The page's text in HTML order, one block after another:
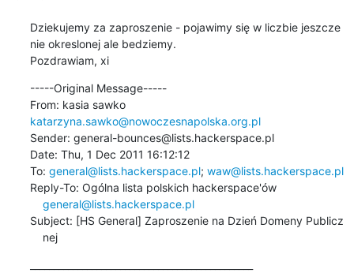
Dziekujemy za zaproszenie - pojawimy się w liczbie jeszcze
nie okreslonej ale bedziemy.
Pozdrawiam, xi
-----Original Message-----
From: kasia sawko
katarzyna.sawko@nowoczesnapolska.org.pl
Sender: general-bounces@lists.hackerspace.pl
Date: Thu, 1 Dec 2011 16:12:12
To: general@lists.hackerspace.pl; waw@lists.hackerspace.pl
Reply-To: Ogólna lista polskich hackerspace'ów
general@lists.hackerspace.pl
Subject: [HS General] Zaproszenie na Dzień Domeny Publicz
    nej